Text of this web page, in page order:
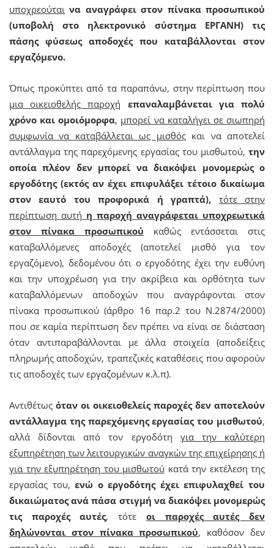
υποχρεούται να αναγράφει στον πίνακα προσωπικού
(υποβολή στο ηλεκτρονικό σύστημα ΕΡΓΑΝΗ) τις
πάσης φύσεως αποδοχές που καταβάλλονται στον
εργαζόμενο.
Όπως προκύπτει από τα παραπάνω, στην περίπτωση που
μια οικειοθελής παροχή
επαναλαμβάνεται για πολύ
χρόνο και ομοιόμορφα, μπορεί να καταλήγει σε σιωπηρή
συμφωνία να καταβάλλεται ως μισθόςκαι να αποτελεί
αντάλλαγμα της παρεχόμενης εργασίας του μισθωτού, την
οποία πλέον δεν μπορεί να διακόψει μονομερώς ο
εργοδότης (εκτός αν έχει επιφυλάξει τέτοιο δικαίωμα
στον εαυτό του προφορικά ή γραπτά),
τότε στην
περίπτωση αυτή η παροχή αναγράφεται υποχρεωτικά
στον πίνακα προσωπικού καθώς εντάσσεται στις
καταβαλλόμενες αποδοχές (αποτελεί μισθό για τον
εργαζόμενο), δεδομένου ότι ο εργοδότης έχει την ευθύνη
και την υποχρέωση για την ακρίβεια και ορθότητα των
καταβαλλόμενων αποδοχών που αναγράφονται στον
πίνακα προσωπικού (άρθρο 16 παρ.2 του Ν.2874/2000)
που σε καμία περίπτωση δεν πρέπει να είναι σε διάσταση
όταν αντιπαραβάλλονται με άλλα στοιχεία (αποδείξεις
πληρωμής αποδοχών, τραπεζικές καταθέσεις που αφορούν
τις αποδοχές των εργαζομένων κ.λ.π).
Αντιθέτως όταν οι οικειοθελείς παροχές δεν αποτελούν
αντάλλαγμα της παρεχόμενης εργασίας του μισθωτού,
αλλά δίδονται από τον εργοδότη για την καλύτερη
εξυπηρέτηση των λειτουργικών αναγκών της επιχείρησης ή
για την εξυπηρέτηση του μισθωτού κατά την εκτέλεση της
εργασίας του,ενώ ο εργοδότης έχει επιφυλαχθεί του
δικαιώματος ανά πάσα στιγμή να διακόψει μονομερώς
τις παροχές αυτές, τότε οι παροχές αυτές δεν
δηλώνονται στον πίνακα προσωπικού, καθόσον δεν